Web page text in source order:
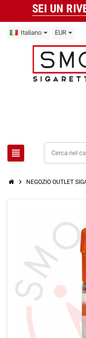
SEI UN
Italiano EUR
view_headline
chevron_right NEGOZIO OUTLET